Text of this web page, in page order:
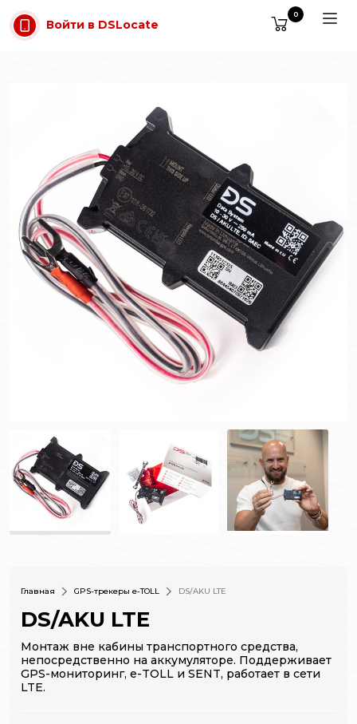
Перейти к содержимому
Войти в DSLocate
0
Главная GPS-трекеры e-TOLL DS/AKU LTE
DS/AKU LTE
Монтаж вне кабины транспортного средства,
непосредственно на аккумуляторе. Поддерживает
GPS-мониторинг, e-TOLL и SENT, работает в сети
LTE.